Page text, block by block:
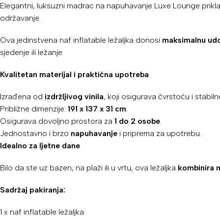
Elegantni, luksuzni madrac na napuhavanje Luxe Lounge
održavanje.
Ova jedinstvena naf inflatable ležaljka donosi maksimalnu
sjedenje ili ležanje.
Kvalitetan materijal i praktična upotreba
Izrađena od izdržljivog vinila, koji osigurava čvrstoću i
Približne dimenzije: 191 x 137 x 31 cm.
Osigurava dovoljno prostora za 1 do 2 osobe.
Jednostavno i brzo napuhavanje i priprema za upotrebu.
Idealno za ljetne dane
Bilo da ste uz bazen, na plaži ili u vrtu, ova ležaljka kombinira
Sadržaj pakiranja:
1 x naf inflatable ležaljka